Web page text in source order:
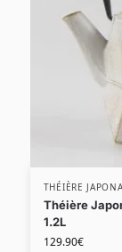
THÉIÈRE
Théière
1.2L
129.90€